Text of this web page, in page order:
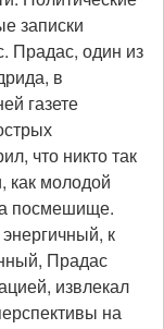
записки
Прадас, один из
в
газете
что никто так
как молодой
посмешище.
к
Прадас
извлекал
на